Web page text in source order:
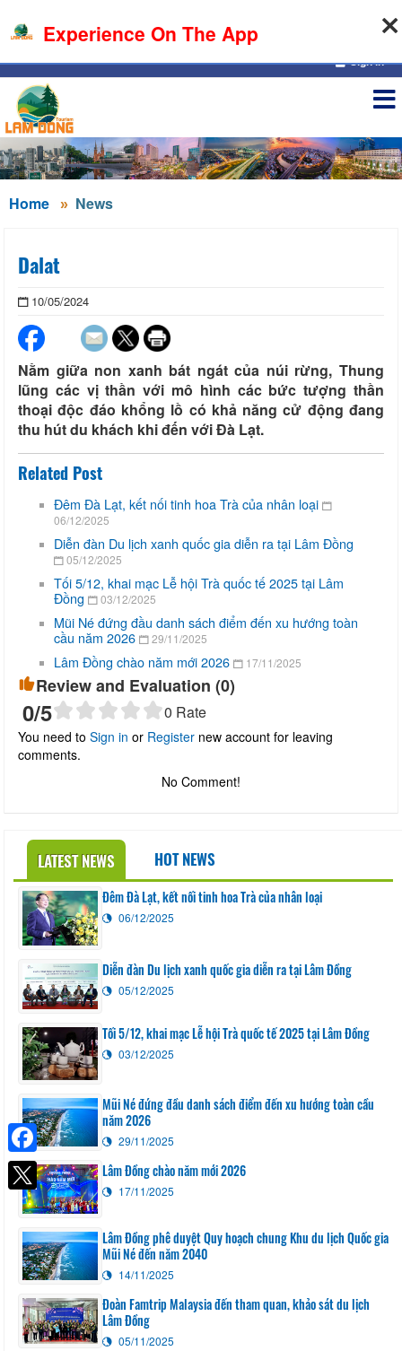
09-08-2026, 10:16:19
Sign in
Home News
Dalat
10/05/2024
Nằm giữa non xanh bát ngát của núi rừng, Thung
lũng các vị thần với mô hình các bức tượng thần
thoại độc đáo khổng lồ có khả năng cử động đang
thu hút du khách khi đến với Đà Lạt.
Related Post
Đêm Đà Lạt, kết nối tinh hoa Trà của nhân loại
06/12/2025
Diễn đàn Du lịch xanh quốc gia diễn ra tại Lâm Đồng
05/12/2025
Tối 5/12, khai mạc Lễ hội Trà quốc tế 2025 tại Lâm
Đồng
03/12/2025
Mũi Né đứng đầu danh sách điểm đến xu hướng toàn
cầu năm 2026
29/11/2025
Lâm Đồng chào năm mới 2026 17/11/2025
Review and Evaluation (0)
0/5 0 Rate
You need to Sign in or Register new account for leaving
comments.
No Comment!
LATEST NEWS HOT NEWS
Đêm Đà Lạt, kết nối tinh hoa Trà của nhân loại
06/12/2025
Diễn đàn Du lịch xanh quốc gia diễn ra tại Lâm Đồng
05/12/2025
Tối 5/12, khai mạc Lễ hội Trà quốc tế 2025 tại Lâm Đồng
03/12/2025
Mũi Né đứng đầu danh sách điểm đến xu hướng toàn cầu
năm 2026
29/11/2025
Lâm Đồng chào năm mới 2026
17/11/2025
Lâm Đồng phê duyệt Quy hoạch chung Khu du lịch Quốc gia
Mũi Né đến năm 2040
14/11/2025
Đoàn Famtrip Malaysia đến tham quan, khảo sát du lịch
Lâm Đồng
05/11/2025
Experience On The App
Facebook